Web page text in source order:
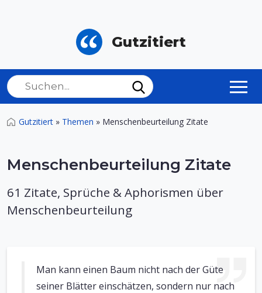
Gutzitiert
Gutzitiert » Themen » Menschenbeurteilung Zitate
Menschenbeurteilung Zitate
61 Zitate, Sprüche & Aphorismen über
Menschenbeurteilung
Man kann einen Baum nicht nach der Güte
seiner Blätter einschätzen, sondern nur nach